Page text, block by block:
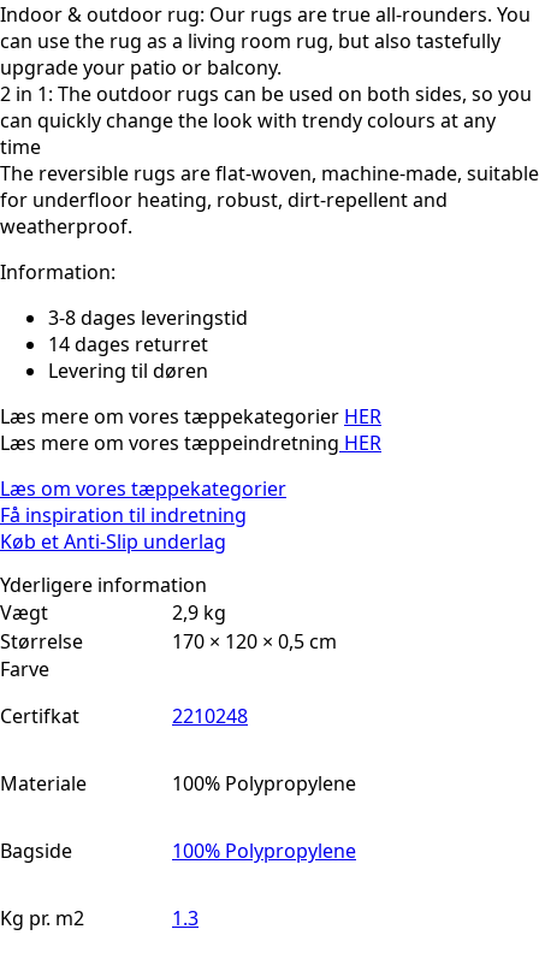
Indoor & outdoor rug: Our rugs are true all-rounders. You
can use the rug as a living room rug, but also tastefully
upgrade your patio or balcony.
2 in 1: The outdoor rugs can be used on both sides, so you
can quickly change the look with trendy colours at any
time
The reversible rugs are flat-woven, machine-made, suitable
for underfloor heating, robust, dirt-repellent and
weatherproof.
Information:
3-8 dages leveringstid
14 dages returret
Levering til døren
Læs mere om vores tæppekategorier HER
Læs mere om vores tæppeindretning HER
Læs om vores tæppekategorier
Få inspiration til indretning
Køb et Anti-Slip underlag
Yderligere information
Vægt
2,9 kg
Størrelse
170 × 120 × 0,5 cm
Farve
Certifkat
2210248
Materiale 100% Polypropylene
Bagside 100% Polypropylene
Kg pr. m2 1.3